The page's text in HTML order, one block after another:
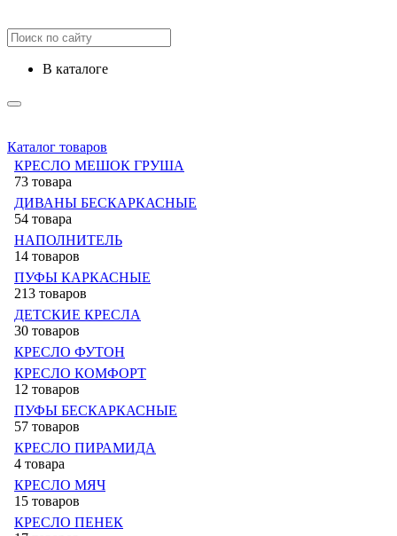
в каталоге
Каталог товаров
КРЕСЛО МЕШОК ГРУША
73 товара
ДИВАНЫ БЕСКАРКАСНЫЕ
54 товара
НАПОЛНИТЕЛЬ
14 товаров
ПУФЫ КАРКАСНЫЕ
213 товаров
ДЕТСКИЕ КРЕСЛА
30 товаров
КРЕСЛО ФУТОН
КРЕСЛО КОМФОРТ
12 товаров
ПУФЫ БЕСКАРКАСНЫЕ
57 товаров
КРЕСЛО ПИРАМИДА
4 товара
КРЕСЛО МЯЧ
15 товаров
КРЕСЛО ПЕНЕК